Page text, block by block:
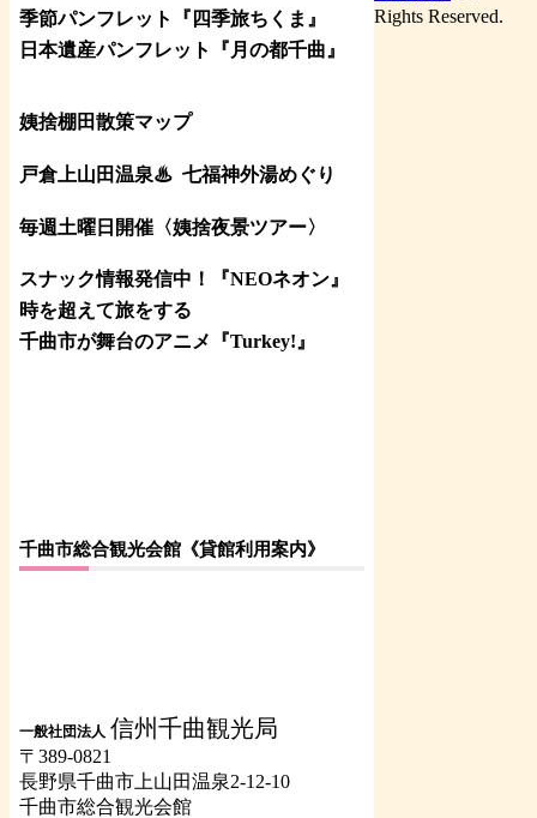
季節パンフレット『四季旅ちくま』
日本遺産パンフレット
『月の都千曲 』
姨捨棚田散策マップ
戸倉上山田温泉♨ 七福神外湯めぐり
毎週土曜日開催〈姨捨夜景ツアー〉
スナック情報発信中！『NEOネオン』
時を超えて旅をする
千曲市が舞台のアニメ『Turkey!』
千曲市総合観光会館《貸館利用案内》
一般社団法人 信州千曲観光局
〒389-0821
長野県千曲市上山田温泉2-12-10
千曲市総合観光会館
Rights Reserved.